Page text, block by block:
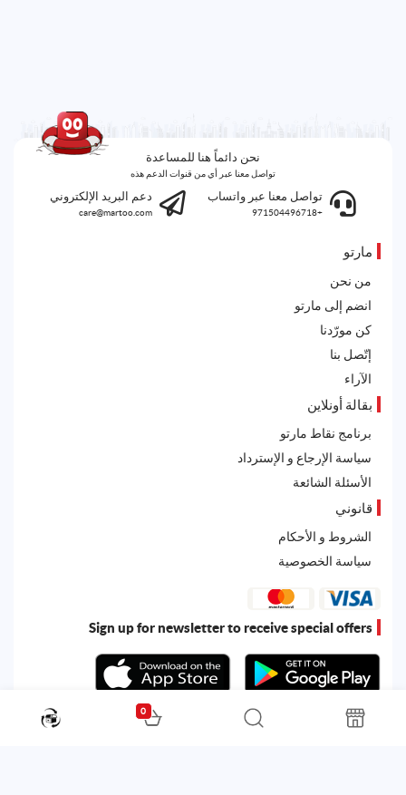
نحن دائماً هنا للمساعدة
تواصل معنا عبر أي من قنوات الدعم هذه
تواصل معنا عبر واتساب
+971504496718
دعم البريد الإلكتروني
care@martoo.com
مارتو
من نحن
انضم إلى مارتو
كن مورّدنا
إتّصل بنا
الآراء
بقالة أونلاين
برنامج نقاط مارتو
سياسة الإرجاع و الإسترداد
الأسئلة الشائعة
قانوني
الشروط و الأحكام
سياسة الخصوصية
Sign up for newsletter to receive special offers
0